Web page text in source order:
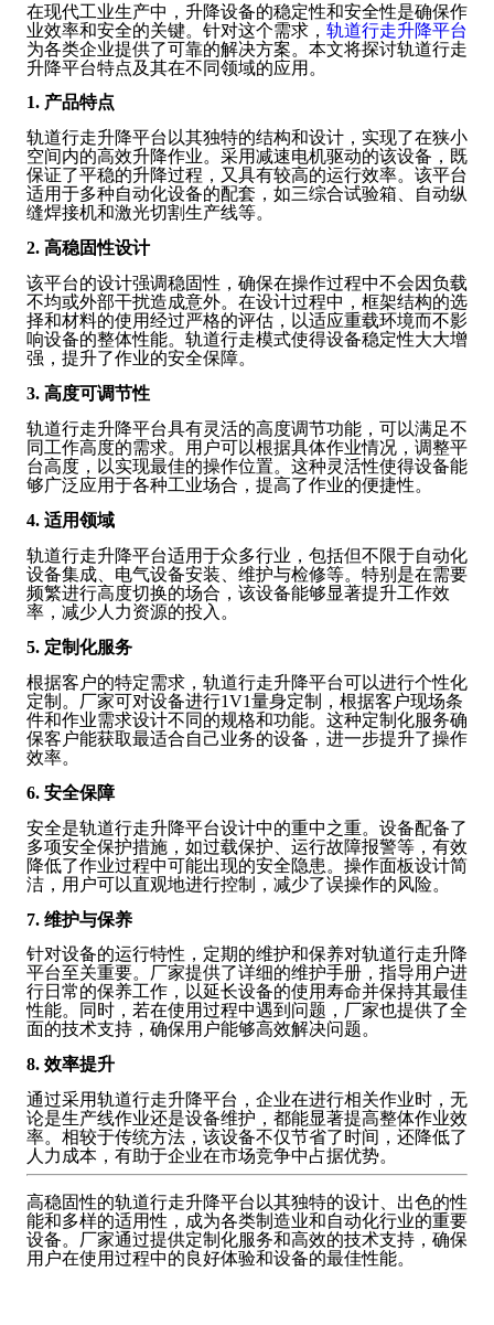
在现代工业生产中，升降设备的稳定性和安全性是确保作
业效率和安全的关键。针对这个需求， 轨道行走升降平台
为各类企业提供了可靠的解决方案。本文将探讨轨道行走
升降平台特点及其在不同领域的应用。
1. 产品特点
轨道行走升降平台以其独特的结构和设计，实现了在狭小
空间内的高效升降作业。采用减速电机驱动的该设备，既
保证了平稳的升降过程，又具有较高的运行效率。该平台
适用于多种自动化设备的配套，如三综合试验箱、自动纵
缝焊接机和激光切割生产线等。
2. 高稳固性设计
该平台的设计强调稳固性，确保在操作过程中不会因负载
不均或外部干扰造成意外。在设计过程中，框架结构的选
择和材料的使用经过严格的评估，以适应重载环境而不影
响设备的整体性能。轨道行走模式使得设备稳定性大大增
强，提升了作业的安全保障。
3. 高度可调节性
轨道行走升降平台具有灵活的高度调节功能，可以满足不
同工作高度的需求。用户可以根据具体作业情况，调整平
台高度，以实现最佳的操作位置。这种灵活性使得设备能
够广泛应用于各种工业场合，提高了作业的便捷性。
4. 适用领域
轨道行走升降平台适用于众多行业，包括但不限于自动化
设备集成、电气设备安装、维护与检修等。特别是在需要
频繁进行高度切换的场合，该设备能够显著提升工作效
率，减少人力资源的投入。
5. 定制化服务
根据客户的特定需求，轨道行走升降平台可以进行个性化
定制。厂家可对设备进行1V1量身定制，根据客户现场条
件和作业需求设计不同的规格和功能。这种定制化服务确
保客户能获取最适合自己业务的设备，进一步提升了操作
效率。
6. 安全保障
安全是轨道行走升降平台设计中的重中之重。设备配备了
多项安全保护措施，如过载保护、运行故障报警等，有效
降低了作业过程中可能出现的安全隐患。操作面板设计简
洁，用户可以直观地进行控制，减少了误操作的风险。
7. 维护与保养
针对设备的运行特性，定期的维护和保养对轨道行走升降
平台至关重要。厂家提供了详细的维护手册，指导用户进
行日常的保养工作，以延长设备的使用寿命并保持其最佳
性能。同时，若在使用过程中遇到问题，厂家也提供了全
面的技术支持，确保用户能够高效解决问题。
8. 效率提升
通过采用轨道行走升降平台，企业在进行相关作业时，无
论是生产线作业还是设备维护，都能显著提高整体作业效
率。相较于传统方法，该设备不仅节省了时间，还降低了
人力成本，有助于企业在市场竞争中占据优势。
高稳固性的轨道行走升降平台以其独特的设计、出色的性
能和多样的适用性，成为各类制造业和自动化行业的重要
设备。厂家通过提供定制化服务和高效的技术支持，确保
用户在使用过程中的良好体验和设备的最佳性能。